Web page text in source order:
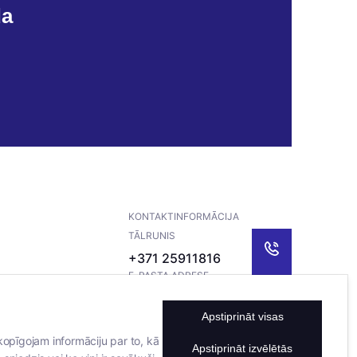
KONTAKTINFORMĀCIJA
TĀLRUNIS
+371 25911816
E-PASTA ADRESE
info@bertasnams.lv
informāciju par to, kā
Apstiprināt visas
Apstiprināt izvēlētās